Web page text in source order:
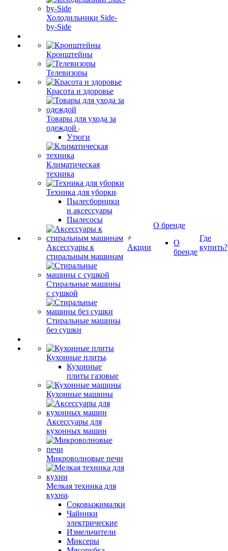
Холодильники Side-
by-Side
Кронштейны
Телевизоры
Красота и здоровье
Товары для ухода за
одеждой
Утюги
Климатическая
техника
Техника для уборки
Пылесборники
и аксессуары
Пылесосы
Аксессуары к
стиральным машинам
Стиральные машины
с сушкой
Стиральные машины
без сушки
Кухонные плиты
Кухонные
плиты газовые
Кухонные машины
Аксессуары для
кухонных машин
Микроволновые печи
Мелкая техника для
кухни
Соковыжималки
Чайники
электрические
Измельчители
Миксеры
Акции
О бренде
О
бренде
Где
купить?